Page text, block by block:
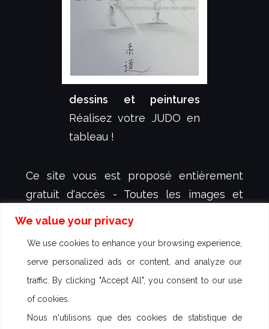
We value your privacy
We use cookies to enhance your browsing experience,
serve personalized ads or content, and analyze our
traffic. By clicking "Accept All", you consent to our use
of cookies.
Nous n'utilisons que des cookies de statistique de
dessins et peintures
Réalisez votre JUDO en
tableau !
Ce site vous est proposé entièrement
gratuit d'accès - Toutes les images et
sont la propriété exclusive de
créateur et illustrateur Sébastien KOVAL -
aucun droit d'utilisation n'est autorisé -
Des poursuites peuvent être engagées
contre toute utilisation commerciale